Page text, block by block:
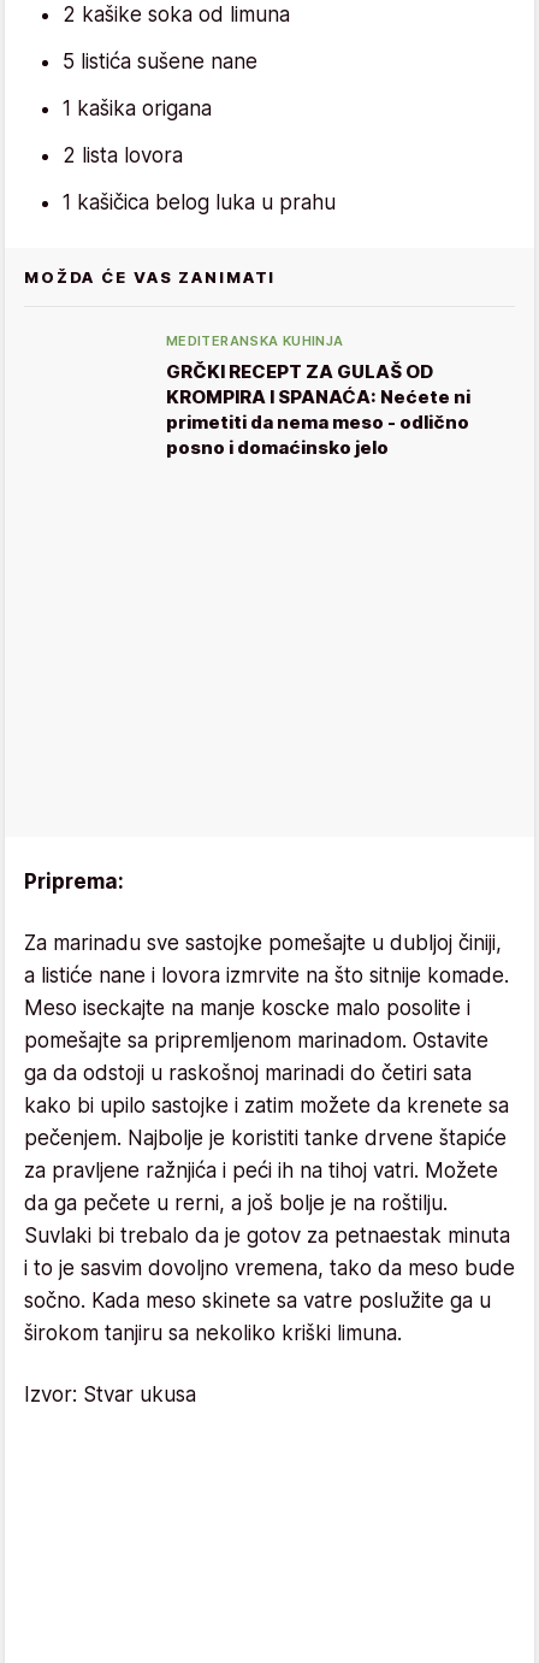
2 kašike soka od limuna
5 listića sušene nane
1 kašika origana
2 lista lovora
1 kašičica belog luka u prahu
MOŽDA ĆE VAS ZANIMATI
MEDITERANSKA KUHINJA
GRČKI RECEPT ZA GULAŠ OD
KROMPIRA I SPANAĆA: Nećete ni
primetiti da nema meso - odlično
posno i domaćinsko jelo
Priprema:
Za marinadu sve sastojke pomešajte u dubljoj činiji,
a listiće nane i lovora izmrvite na što sitnije komade.
Meso iseckajte na manje koscke malo posolite i
pomešajte sa pripremljenom marinadom. Ostavite
ga da odstoji u raskošnoj marinadi do četiri sata
kako bi upilo sastojke i zatim možete da krenete sa
pečenjem. Najbolje je koristiti tanke drvene štapiće
za pravljene ražnjića i peći ih na tihoj vatri. Možete
da ga pečete u rerni, a još bolje je na roštilju.
Suvlaki bi trebalo da je gotov za petnaestak minuta
i to je sasvim dovoljno vremena, tako da meso bude
sočno. Kada meso skinete sa vatre poslužite ga u
širokom tanjiru sa nekoliko kriški limuna.
Izvor: Stvar ukusa